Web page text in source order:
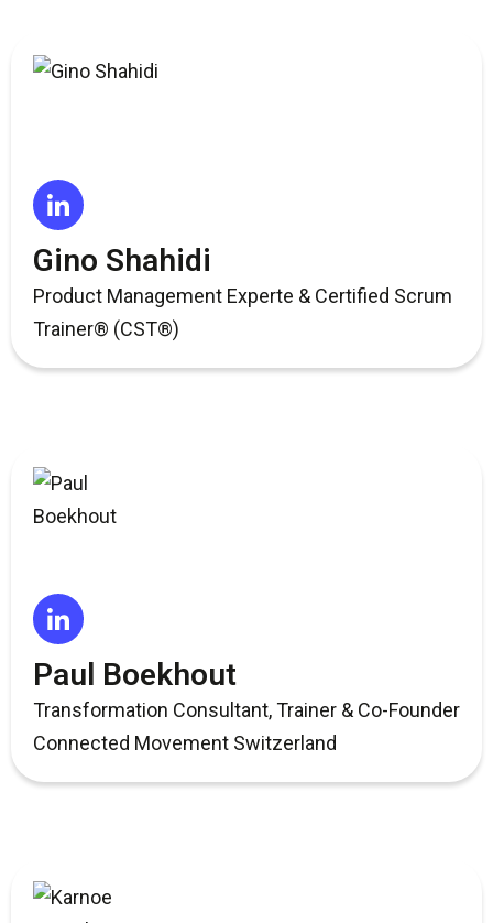
Gino Shahidi
Product Management Experte & Certified Scrum
Trainer® (CST®)
Paul Boekhout
Transformation Consultant, Trainer & Co-Founder
Connected Movement Switzerland